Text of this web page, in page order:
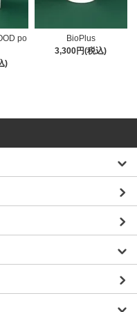
po
)
BioPlus
3,300円(税込)